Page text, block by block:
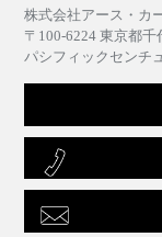
株式会社アース・カ
〒100-6224 東京都
パシフィックセンチ